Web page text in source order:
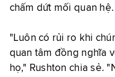
chấm dứt mối quan hệ.
"Luôn có rủi ro khi
quan tâm đồng nghĩa
họ," Rushton chia sẻ.